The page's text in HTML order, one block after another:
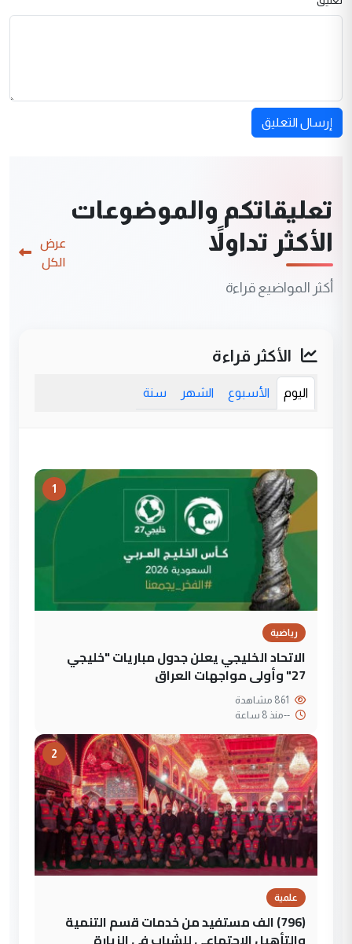
إرسال التعليق
تعليقاتكم والموضوعات
الأكثر تداولاً
أكثر المواضيع قراءة
عرض
الكل
الأكثر قراءة
اليوم الأسبوع الشهر سنة
1
رياضية
الاتحاد الخليجي يعلن جدول مباريات "خليجي
27" وأولى مواجهات العراق
--منذ 8 ساعة
2
علمية
(796) الف مستفيد من خدمات قسم التنمية